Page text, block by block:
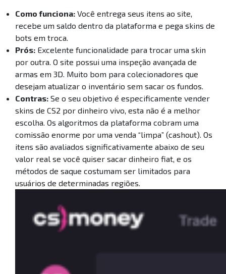
Como funciona: Você entrega seus itens ao site,
recebe um saldo dentro da plataforma e pega skins de
bots em troca.
Prós: Excelente funcionalidade para trocar uma skin
por outra. O site possui uma inspeção avançada de
armas em 3D. Muito bom para colecionadores que
desejam atualizar o inventário sem sacar os fundos.
Contras: Se o seu objetivo é especificamente vender
skins de CS2 por dinheiro vivo, esta não é a melhor
escolha. Os algoritmos da plataforma cobram uma
comissão enorme por uma venda “limpa” (cashout). Os
itens são avaliados significativamente abaixo de seu
valor real se você quiser sacar dinheiro fiat, e os
métodos de saque costumam ser limitados para
usuários de determinadas regiões.